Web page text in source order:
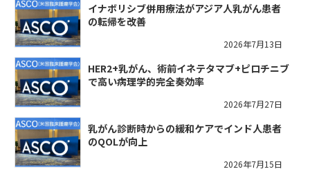
イナボリシブ併用療法がアジア人乳がん患者
の転帰を改善
2026年7月13日
HER2+乳がん、術前イネテタマブ+ピロチニブ
で高い病理学的完全奏効率
2026年7月27日
乳がん診断時からの緩和ケアでインド人患者
のQOLが向上
2026年7月15日